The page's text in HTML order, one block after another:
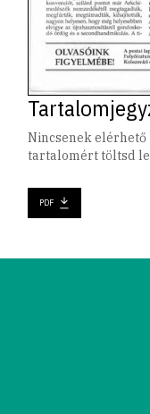
Nincsenek elérhető
tartalomért töltsd le
PDF